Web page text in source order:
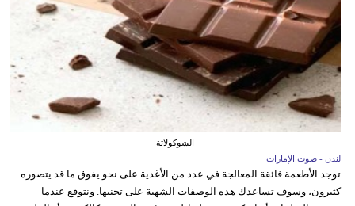
الشوكولاتة
لندن - صوت الإمارات
توجد الأطعمة فائقة المعالجة في عدد من الأغذية على نحو يفوق ما قد يتصوره
كثيرون، وسوف تساعدك هذه الوصفات الشهية على تجنبها. ونتوقع عندما